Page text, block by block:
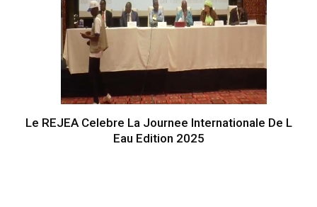
Le REJEA Celebre La Journee Internationale De L
Eau Edition 2025